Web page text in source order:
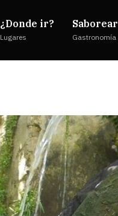
¿Donde ir?
Lugares
Saborear
Gastronomía